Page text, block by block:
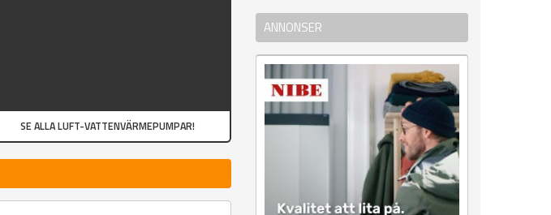
SE ALLA LUFT-VATTENVÄRMEPUMPAR!
ANNONSER